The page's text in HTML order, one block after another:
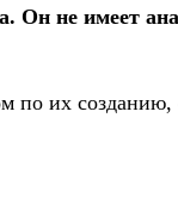
Он не имеет
их созданию,